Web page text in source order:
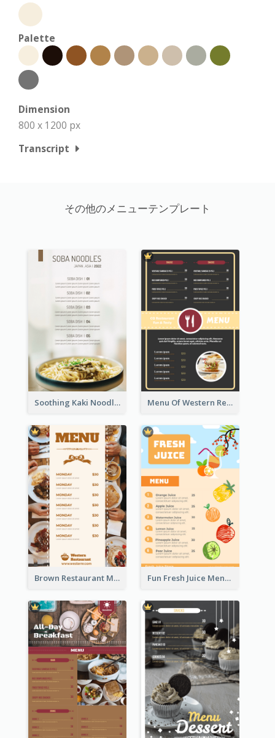
Palette
Dimension
800 x 1200 px
Transcript
その他のメニューテンプレート
Soothing Kaki Noodle Modern Menu Design Menu Of Western Restaurant In Simple Layout
Brown Restaurant Menu With Clear Information Fun Fresh Juice Menu With Graphics Of Fruit